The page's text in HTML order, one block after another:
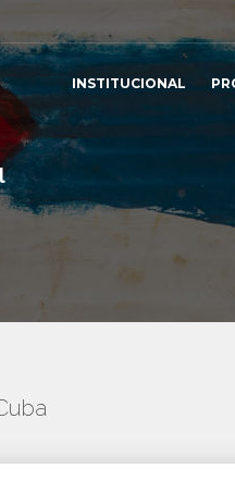
INSTITUCIONAL